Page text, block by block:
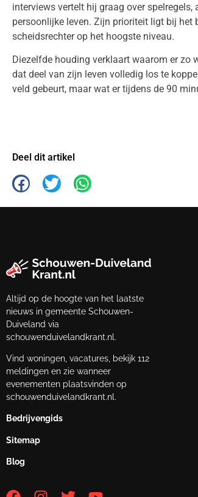
interviews vertelt hij graag over
persoonlijke leven. Zijn prioriteit ligt bij
scheidsrechter op het hoogste niveau.
Diezelfde houding verklaart waarom er zo
dat deel van zijn leven volledig los te
veld gebeurt, maar wat er tijdens de 90
Deel dit artikel
Altijd op de hoogte van het laatste
nieuws in gemeente Schouwen-
Duiveland via
schouwenduivelandkrant.nl.
Vind woningen, vacatures, bekijk 112
meldingen en zie wanneer
evenementen plaatsvinden op
schouwenduivelandkrant.nl.
Bedrijvengids
Sitemap
Blog